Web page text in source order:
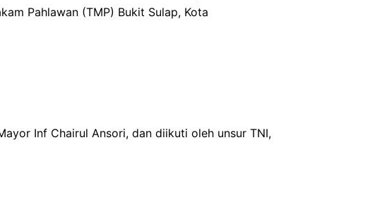
Pahlawan (TMP) Bukit Sulap, Kota
Inf Chairul Ansori, dan diikuti oleh unsur TNI,